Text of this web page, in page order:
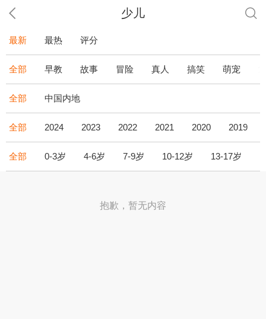
少儿
最新 最热 评分
全部 早教 故事 冒险 真人 搞笑 萌宠
全部 中国内地
全部 2024 2023 2022 2021 2020 2019
全部 0-3岁 4-6岁 7-9岁 10-12岁 13-17岁
抱歉，暂无内容